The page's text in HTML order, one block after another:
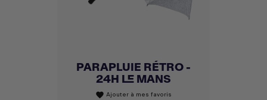
PARAPLUIE RÉTRO -
24H LE MANS
favorite Ajouter à mes favoris